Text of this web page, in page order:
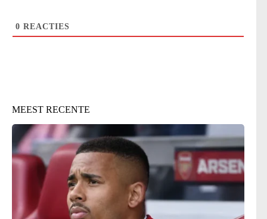
0 REACTIES
MEEST RECENTE